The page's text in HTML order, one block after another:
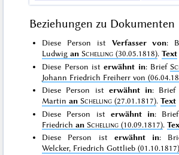
Beziehungen zu Dokumenten
Diese Person ist Verfasser von:
Ludwigan Schelling (30.05.1818).Text
Diese Person isterwähnt in: Brief
Johann Friedrich Freiherr von
Diese Person ist erwähnt in: Brief
Martinan Schelling (27.01.1817).Text
Diese Person ist erwähnt in: Brief
Friedrichan Schelling (10.09.1817).
Diese Person ist erwähnt in:
Welcker, Friedrich Gottlieb